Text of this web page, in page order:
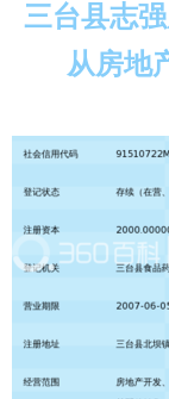
三台县志
从房地